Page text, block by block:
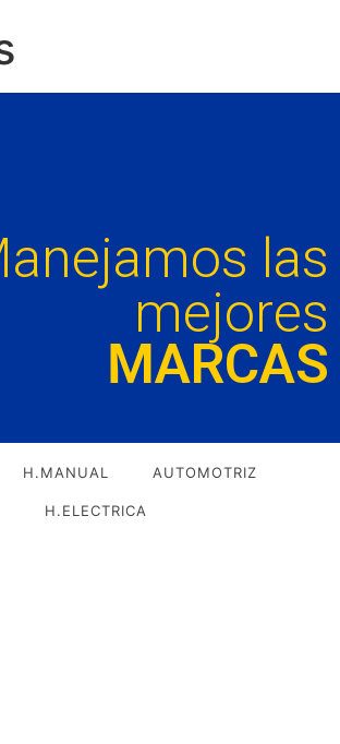
las
mejores
MARCAS
H.MANUAL AUTOMOTRIZ
H.ELECTRICA